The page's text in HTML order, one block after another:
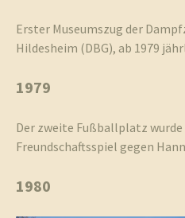
Erster Museumszug der
Hildesheim (DBG), ab 1979
1979
Der zweite Fußballplatz
Freundschaftsspiel gegen
1980